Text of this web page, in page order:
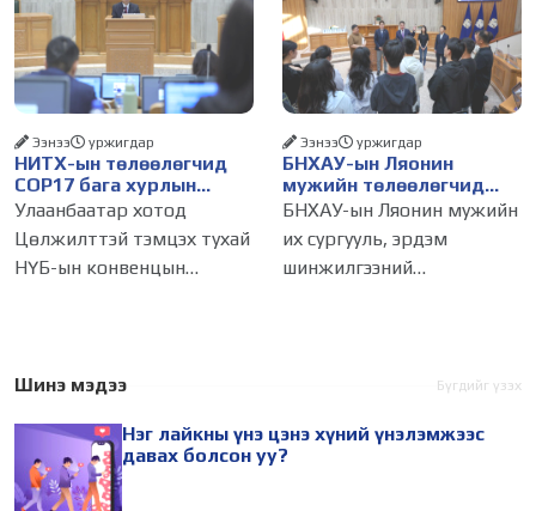
лайк, шэйр, дагагчийн
тоогоор хэмжих хандлага
газар авч
зөвшөөрлийн шинжтэй
103 бүртгэлээс нийслэлийн
бизнес эрхлэгчдийг
НИТХ-ын төлөөлөгчид
COP17 бага хурлын
бэлтгэл ажлын талаар
мэдээлэл сонслоо
Ээнээ уржигдар
Улаанбаатар хотод
Цөлжилттэй тэмцэх тухай
НҮБ-ын конвенцын
өдөр зохион
холбогдуулан Нийслэлийн
БНХАУ-ын Ляонин
мужийн төлөөлөгчид
НИТХ-ын үйл
танилцлаа
Ээнээ уржигдар
БНХАУ-ын Ляонин мужийн
их сургууль, эрдэм
шинжилгээний
төлөөлөгчид Монгол
айлчлалынхаа хүрээнд
Шинэ мэдээ Бүгдийг үзэх
Нэг лайкны үнэ цэнэ хүний үнэлэмжээс
давах болсон уу?